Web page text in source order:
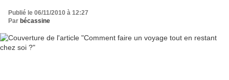
Publié le 06/11/2010 à 12:27
Par bécassine